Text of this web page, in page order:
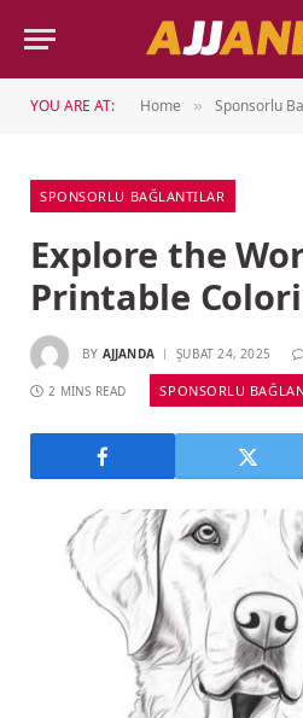
YOU ARE AT: Home » Sponsorlu
SPONSORLU BAĞLANTILAR
Explore the
Printable
BY AJJANDA ŞUBAT 24, 2025
2 MINS READ SPONSORLU